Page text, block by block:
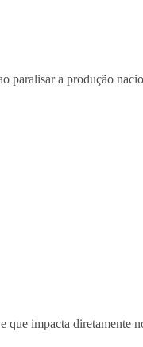
paralisar a produção
impacta diretamente